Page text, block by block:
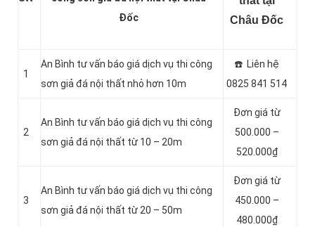
Đốc
Châu Đốc
1
An Bình tư vấn báo giá dịch vụ thi công
sơn giả đá nội thất nhỏ hơn 10m
☎️ Liên hệ
0825 841 514
2
An Bình tư vấn báo giá dịch vụ thi công
sơn giả đá nội thất từ 10 – 20m
Đơn giá từ
500.000 –
520.000₫
3
An Bình tư vấn báo giá dịch vụ thi công
sơn giả đá nội thất từ 20 – 50m
Đơn giá từ
450.000 –
480.000₫